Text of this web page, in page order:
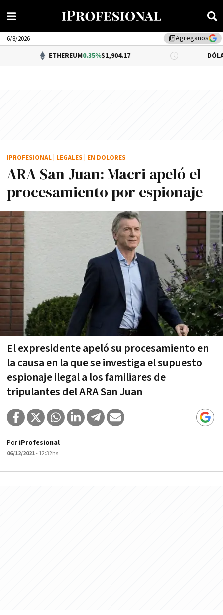
library_addAgreganos
6/8/2026
0.35%$1,904.17 DÓLAR BNA
ARA San Juan: Macri apeló el
procesamiento por espionaje
El expresidente apeló su procesamiento en
la causa en la que se investiga el supuesto
espionaje ilegal a los familiares de
tripulantes del ARA San Juan
IPROFESIONAL LEGALES EN DOLORES
Por iProfesional
06/12/2021- 12:32hs